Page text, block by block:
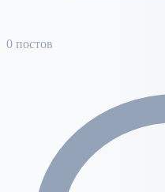
0 постов